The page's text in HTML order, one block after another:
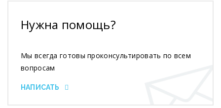
Нужна помощь?
Мы всегда готовы проконсультировать по всем
вопросам
НАПИСАТЬ